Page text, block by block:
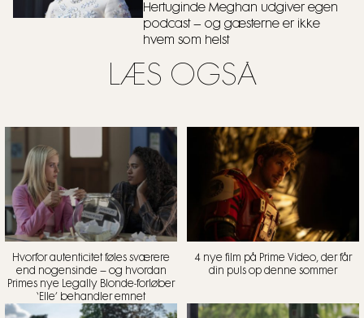
Hertuginde Meghan udgiver egen
podcast – og gæsterne er ikke
hvem som helst
LÆS OGSÅ
Hvorfor autenticitet føles sværere
end nogensinde – og hvordan
Primes nye Legally Blonde-forløber
‘Elle’ behandler emnet
4 nye film på Prime Video, der får
din puls op denne sommer